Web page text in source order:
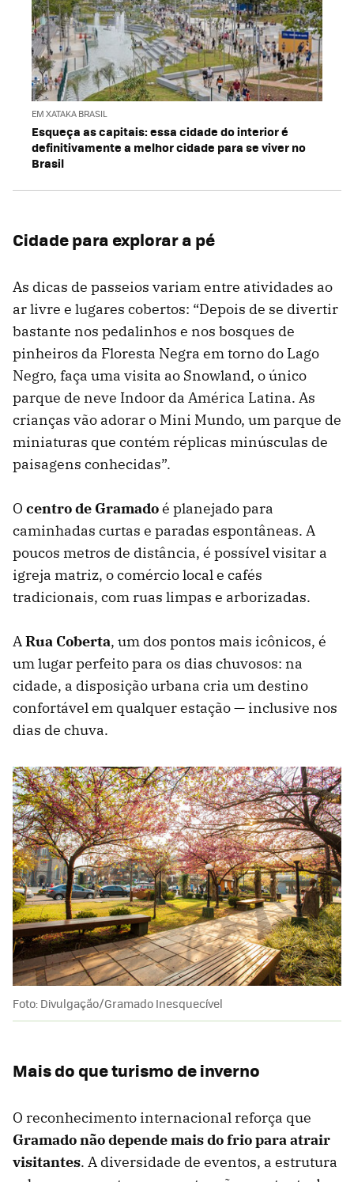
EM XATAKA BRASIL
Esqueça as capitais: essa cidade do interior é
definitivamente a melhor cidade para se viver no
Brasil
Cidade para explorar a pé
As dicas de passeios variam entre atividades ao
ar livre e lugares cobertos: “Depois de se divertir
bastante nos pedalinhos e nos bosques de
pinheiros da Floresta Negra em torno do Lago
Negro, faça uma visita ao Snowland, o único
parque de neve Indoor da América Latina. As
crianças vão adorar o Mini Mundo, um parque de
miniaturas que contém réplicas minúsculas de
paisagens conhecidas”.
O centro de Gramadoé planejado para
caminhadas curtas e paradas espontâneas. A
poucos metros de distância, é possível visitar a
igreja matriz, o comércio local e cafés
tradicionais, com ruas limpas e arborizadas.
ARua Coberta, um dos pontos mais icônicos, é
um lugar perfeito para os dias chuvosos: na
cidade, a disposição urbana cria um destino
confortável em qualquer estação — inclusive nos
dias de chuva.
Foto: Divulgação/Gramado Inesquecível
Mais do que turismo de inverno
O reconhecimento internacional reforça que
Gramado não depende mais do frio para atrair
visitantes. A diversidade de eventos, a estrutura